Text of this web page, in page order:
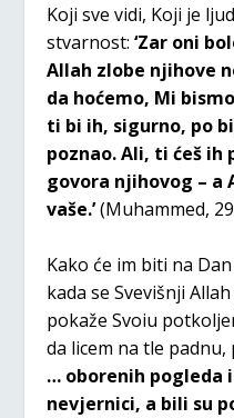
Koji sve vidi, Koji je
stvarnost:‘Zar oni
Allah zlobe njihove
da hoćemo, Mi
ti bi ih, sigurno, po
poznao. Ali, ti ćeš ih
govora njihovog – a
vaše.’(Muhammed,
Kako će im biti na
kada se Svevišnji
pokaže Svoiu
da licem na tle
… oborenih pogleda
nevjernici, a bili su